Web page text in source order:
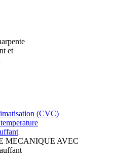
et
(CVC)
MECANIQUE AVEC